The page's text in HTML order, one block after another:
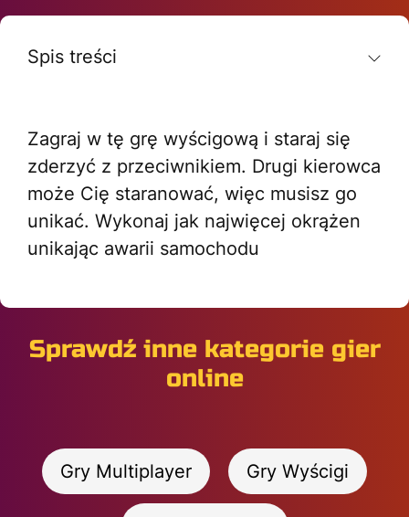
Spis treści
Zagraj w tę grę wyścigową i staraj się
zderzyć z przeciwnikiem. Drugi kierowca
może Cię staranować, więc musisz go
unikać. Wykonaj jak najwięcej okrążen
unikając awarii samochodu
Sprawdź inne kategorie gier
online
Gry Multiplayer Gry Wyścigi